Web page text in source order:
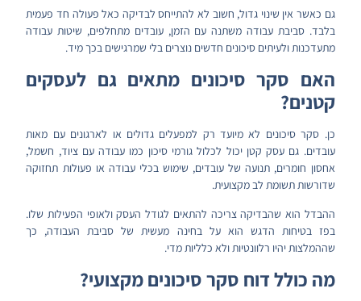
גם כאשר אין שינוי גדול, חשוב לא להתייחס לבדיקה כאל פעולה חד פעמית
בלבד. סביבת עבודה משתנה עם הזמן, עובדים מתחלפים, שיטות עבודה
מתעדכנות ולעיתים סיכונים חדשים נוצרים בלי שמרגישים בכך מיד.
האם סקר סיכונים מתאים גם לעסקים
קטנים?
כן. סקר סיכונים לא מיועד רק למפעלים גדולים או לארגונים עם מאות
עובדים. גם עסק קטן יכול לכלול גורמי סיכון כמו עבודה עם ציוד, חשמל,
אחסון חומרים, תנועה של עובדים, שימוש בכלי עבודה או פעולות תחזוקה
שדורשות תשומת לב מקצועית.
ההבדל הוא שהבדיקה צריכה להתאים לגודל העסק ולאופי הפעילות שלו.
בפז בטיחות הדגש הוא על בחינה מעשית של סביבת העבודה, כך
שההמלצות יהיו רלוונטיות ולא כלליות מדי.
מה כולל דוח סקר סיכונים מקצועי?